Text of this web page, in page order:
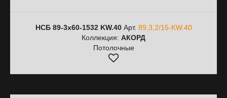
НСБ 89-3х60-1532 KW.40Арт. 89,3,2/15-KW.40
Коллекция: АКОРД
Потолочные